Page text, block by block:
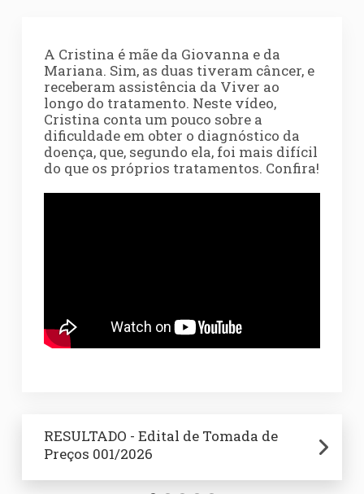
A Cristina é mãe da Giovanna e da
Mariana. Sim, as duas tiveram câncer, e
receberam assistência da Viver ao
longo do tratamento. Neste vídeo,
Cristina conta um pouco sobre a
dificuldade em obter o diagnóstico da
doença, que, segundo ela, foi mais difícil
do que os próprios tratamentos. Confira!
RESULTADO - Edital de Tomada de
Preços 001/2026
Edital de Tomada de Preços 001/2026
RESULTADO - Edital de Tomada de
Preços 008/2025
RESULTADO - Edital de Tomada de
Preços 007/2025
Edital de Tomada de Preços 008/2025